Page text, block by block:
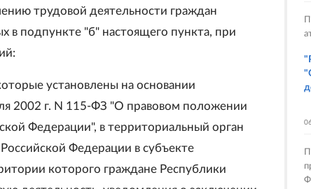
трудовой деятельности граждан
в подпункте "б" настоящего пункта, при
установлены на основании
2002 г. N 115-ФЗ "О правовом положении
Федерации", в территориальный орган
Федерации в субъекте
которого граждане Республики